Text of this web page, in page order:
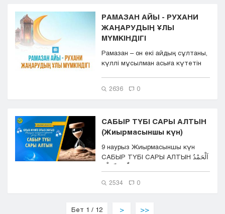
РАМАЗАН АЙЫ - РУХАНИ
ЖАҢАРУДЫҢ ҰЛЫ
МҮМКІНДІГІ
Рамазан – он екі айдың сұлтаны,
күллі мұсылман асыға күтетін
2636 0
САБЫР ТҮБІ САРЫ АЛТЫН
(Жиырмасыншы күн)
9 наурыз Жиырмасыншы күн
САБЫР ТҮБІ САРЫ АЛТЫН اَلْحَمْدُ
2534 0
Бет 1 / 12 > >>